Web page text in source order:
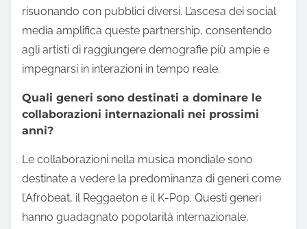
risuonando con pubblici diversi. L’ascesa dei social
media amplifica queste partnership, consentendo
agli artisti di raggiungere demografie più ampie e
impegnarsi in interazioni in tempo reale.
Quali generi sono destinati a dominare le
collaborazioni internazionali nei prossimi
anni?
Le collaborazioni nella musica mondiale sono
destinate a vedere la predominanza di generi come
l’Afrobeat, il Reggaeton e il K-Pop. Questi generi
hanno guadagnato popolarità internazionale,